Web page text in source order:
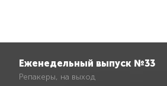
Еженедельный выпуск №33
Репакеры, на выход